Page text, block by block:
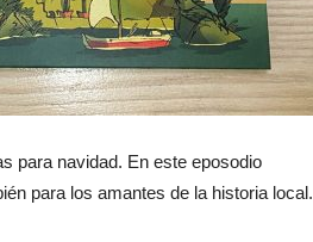
para navidad. En este eposodio
para los amantes de la historia local.